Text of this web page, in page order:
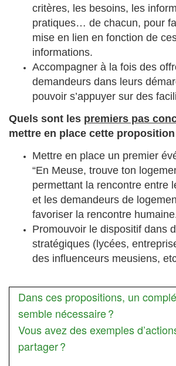
critères, les besoins, les
pratiques… de chacun, pour
mise en lien en fonction de
informations.
Accompagner à la fois des
demandeurs dans leurs
pouvoir s’appuyer sur des
Quels sont les premiers pas
mettre en place cette proposition
Mettre en place un premier
“En Meuse, trouve ton
permettant la rencontre entre
et les demandeurs de
favoriser la rencontre
Promouvoir le dispositif dans
stratégiques (lycées,
des influenceurs meusiens,
Dans ces propositions, un
semble nécessaire ?
Vous avez des exemples
partager ?